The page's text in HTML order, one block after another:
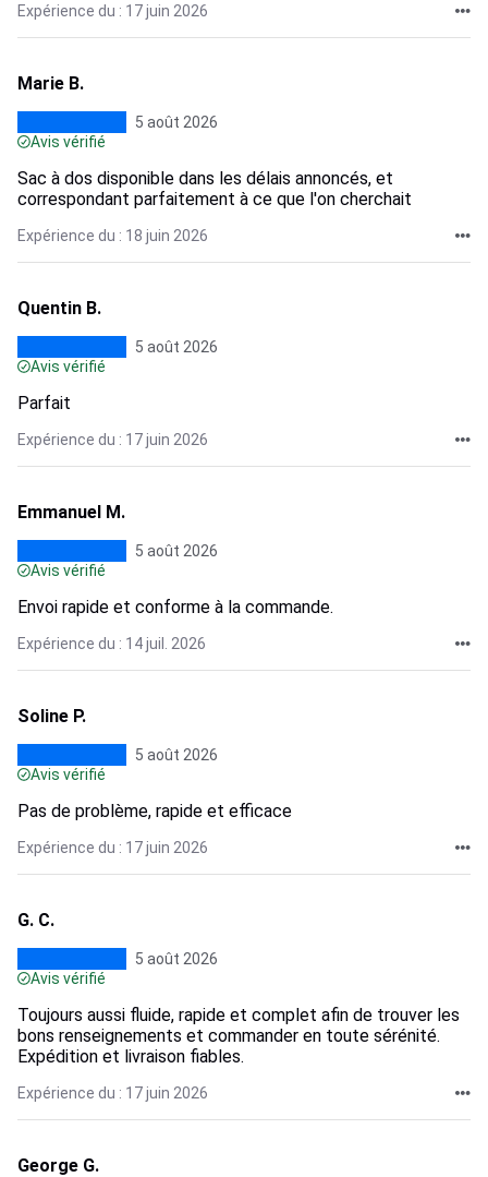
Expérience du : 17 juin 2026
Marie B.
5 août 2026
Avis vérifié
Sac à dos disponible dans les délais annoncés, et
correspondant parfaitement à ce que l'on cherchait
Expérience du : 18 juin 2026
Quentin B.
5 août 2026
Avis vérifié
Parfait
Expérience du : 17 juin 2026
Emmanuel M.
5 août 2026
Avis vérifié
Envoi rapide et conforme à la commande.
Expérience du : 14 juil. 2026
Soline P.
5 août 2026
Avis vérifié
Pas de problème, rapide et efficace
Expérience du : 17 juin 2026
G. C.
5 août 2026
Avis vérifié
Toujours aussi fluide, rapide et complet afin de trouver les
bons renseignements et commander en toute sérénité.
Expédition et livraison fiables.
Expérience du : 17 juin 2026
George G.